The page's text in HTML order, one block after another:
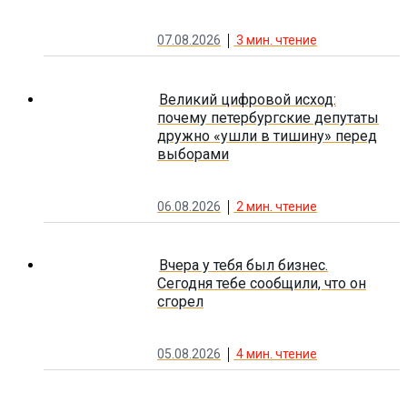
07.08.2026 3 мин. чтение
Великий цифровой исход:
почему петербургские депутаты
дружно «ушли в тишину» перед
выборами
06.08.2026 2 мин. чтение
Вчера у тебя был бизнес.
Сегодня тебе сообщили, что он
сгорел
05.08.2026 4мин. чтение